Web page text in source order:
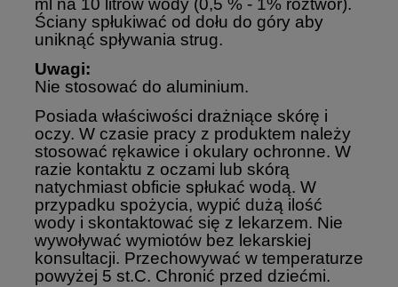
ml na 10 litrów wody (0,5 % - 1% roztwór).
Ściany spłukiwać od dołu do góry aby
uniknąć spływania strug.
Uwagi:
Nie stosować do aluminium.
Posiada właściwości drażniące skórę i
oczy. W czasie pracy z produktem należy
stosować rękawice i okulary ochronne. W
razie kontaktu z oczami lub skórą
natychmiast obficie spłukać wodą. W
przypadku spożycia, wypić dużą ilość
wody i skontaktować się z lekarzem. Nie
wywoływać wymiotów bez lekarskiej
konsultacji. Przechowywać w temperaturze
powyżej 5 st.C. Chronić przed dziećmi.